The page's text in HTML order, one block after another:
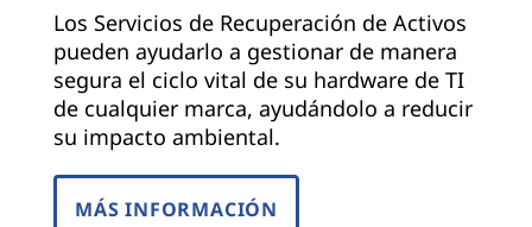
Los Servicios de Recuperación de Activos
pueden ayudarlo a gestionar de manera
segura el ciclo vital de su hardware de TI
de cualquier marca, ayudándolo a reducir
su impacto ambiental.
MÁS INFORMACIÓN